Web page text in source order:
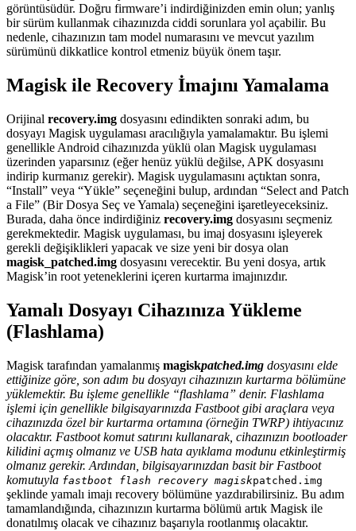
görüntüsüdür. Doğru firmware’i indirdiğinizden emin olun; yanlış
bir sürüm kullanmak cihazınızda ciddi sorunlara yol açabilir. Bu
nedenle, cihazınızın tam model numarasını ve mevcut yazılım
sürümünü dikkatlice kontrol etmeniz büyük önem taşır.
Magisk ile Recovery İmajını Yamalama
Orijinal recovery.img dosyasını edindikten sonraki adım, bu
dosyayı Magisk uygulaması aracılığıyla yamalamaktır. Bu işlemi
genellikle Android cihazınızda yüklü olan Magisk uygulaması
üzerinden yaparsınız (eğer henüz yüklü değilse, APK dosyasını
indirip kurmanız gerekir). Magisk uygulamasını açtıktan sonra,
“Install” veya “Yükle” seçeneğini bulup, ardından “Select and Patch
a File” (Bir Dosya Seç ve Yamala) seçeneğini işaretleyeceksiniz.
Burada, daha önce indirdiğiniz recovery.img dosyasını seçmeniz
gerekmektedir. Magisk uygulaması, bu imaj dosyasını işleyerek
gerekli değişiklikleri yapacak ve size yeni bir dosya olan
magisk_patched.img dosyasını verecektir. Bu yeni dosya, artık
Magisk’in root yeteneklerini içeren kurtarma imajınızdır.
Yamalı Dosyayı Cihazınıza Yükleme
(Flashlama)
Magisk tarafından yamalanmış magiskpatched.img dosyasını elde
ettiğinize göre, son adım bu dosyayı cihazınızın kurtarma bölümüne
yüklemektir. Bu işleme genellikle “flashlama” denir. Flashlama
işlemi için genellikle bilgisayarınızda Fastboot gibi araçlara veya
cihazınızda özel bir kurtarma ortamına (örneğin TWRP) ihtiyacınız
olacaktır. Fastboot komut satırını kullanarak, cihazınızın bootloader
kilidini açmış olmanız ve USB hata ayıklama modunu etkinleştirmiş
olmanız gerekir. Ardından, bilgisayarınızdan basit bir Fastboot
komutuyla fastboot flash recovery magiskpatched.img
şeklinde yamalı imajı recovery bölümüne yazdırabilirsiniz. Bu adım
tamamlandığında, cihazınızın kurtarma bölümü artık Magisk ile
donatılmış olacak ve cihazınız başarıyla rootlanmış olacaktır.